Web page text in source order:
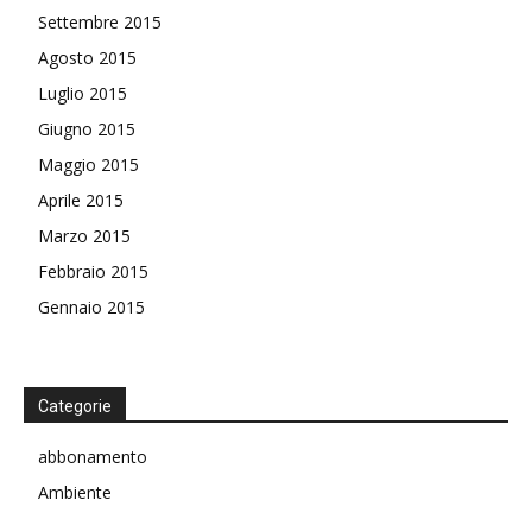
Settembre 2015
Agosto 2015
Luglio 2015
Giugno 2015
Maggio 2015
Aprile 2015
Marzo 2015
Febbraio 2015
Gennaio 2015
Categorie
abbonamento
Ambiente